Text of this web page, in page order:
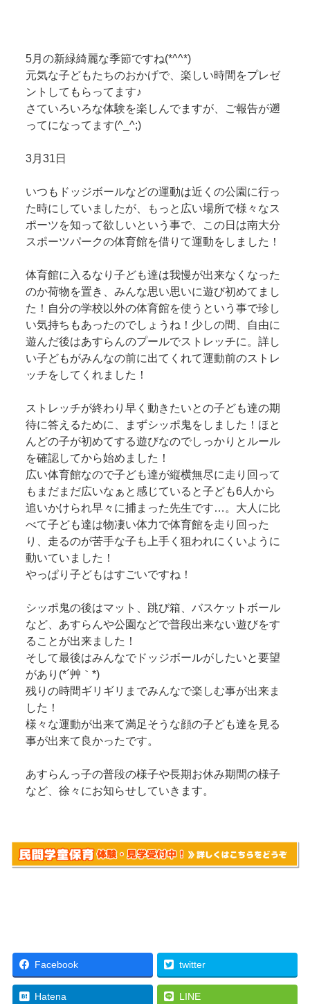
5月の新緑綺麗な季節ですね(*^^*)
元気な子どもたちのおかげで、楽しい時間をプレゼ
ントしてもらってます♪
さていろいろな体験を楽しんでますが、ご報告が遡
ってになってます(^_^;)
3月31日
いつもドッジボールなどの運動は近くの公園に行っ
た時にしていましたが、もっと広い場所で様々なス
ポーツを知って欲しいという事で、この日は南大分
スポーツパークの体育館を借りて運動をしました！
体育館に入るなり子ども達は我慢が出来なくなった
のか荷物を置き、みんな思い思いに遊び初めてまし
た！自分の学校以外の体育館を使うという事で珍し
い気持ちもあったのでしょうね！少しの間、自由に
遊んだ後はあすらんのプールでストレッチに。詳し
い子どもがみんなの前に出てくれて運動前のストレ
ッチをしてくれました！
ストレッチが終わり早く動きたいとの子ども達の期
待に答えるために、まずシッポ鬼をしました！ほと
んどの子が初めてする遊びなのでしっかりとルール
を確認してから始めました！
広い体育館なので子ども達が縦横無尽に走り回って
もまだまだ広いなぁと感じていると子ども6人から
追いかけられ早々に捕まった先生です…。大人に比
べて子ども達は物凄い体力で体育館を走り回った
り、走るのが苦手な子も上手く狙われにくいように
動いていました！
やっぱり子どもはすごいですね！
シッポ鬼の後はマット、跳び箱、バスケットボール
など、あすらんや公園などで普段出来ない遊びをす
ることが出来ました！
そして最後はみんなでドッジボールがしたいと要望
があり(*´艸｀*)
残りの時間ギリギリまでみんなで楽しむ事が出来ま
した！
様々な運動が出来て満足そうな顔の子ども達を見る
事が出来て良かったです。
あすらんっ子の普段の様子や長期お休み期間の様子
など、徐々にお知らせしていきます。
Facebook twitter
Hatena LINE